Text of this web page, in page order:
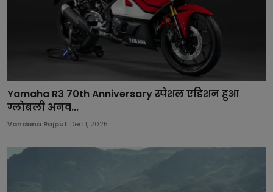
Yamaha R3 70th Anniversary स्पेशल एडिशन हुआ
ग्लोबली अनव...
Vandana Rajput Dec 1, 2025